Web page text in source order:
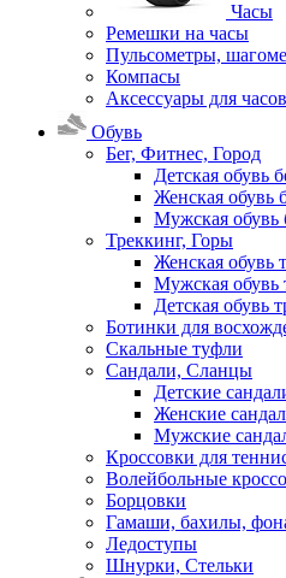
Часы
Ремешки на часы
Пульсометры,
Компасы
Аксессуары для часов
Обувь
Бег, Фитнес, Город
Детская обувь
Женская обувь
Мужская обувь
Треккинг, Горы
Женская обувь
Мужская обувь
Детская обувь
Ботинки для
Скальные туфли
Сандали, Сланцы
Детские
Женские
Мужские
Кроссовки для
Волейбольные
Борцовки
Гамаши, бахилы,
Ледоступы
Шнурки, Стельки